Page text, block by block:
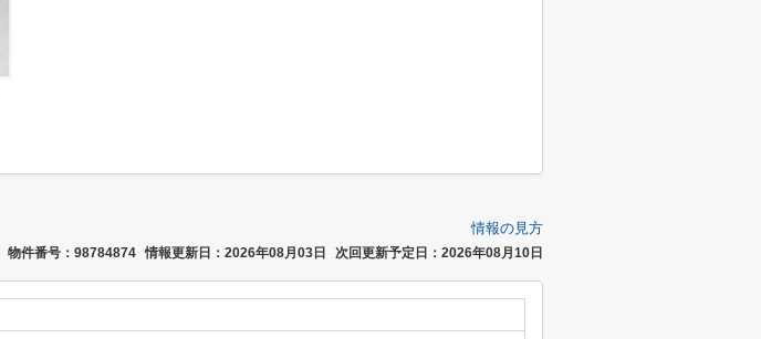
情報の見方
物件番号：98784874 情報更新日：2026年08月03日 次回更新予定日：2026年08月10日